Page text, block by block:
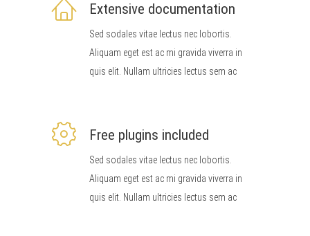
Extensive documentation
Sed sodales vitae lectus nec lobortis.
Aliquam eget est ac mi gravida viverra in
quis elit. Nullam ultricies lectus sem ac
Free plugins included
Sed sodales vitae lectus nec lobortis.
Aliquam eget est ac mi gravida viverra in
quis elit. Nullam ultricies lectus sem ac